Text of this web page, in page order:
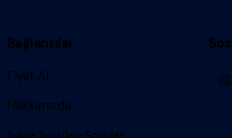
Bağlantılar
Fiyat Al
Hakkımızda
Sıkça Sorulan Sorular